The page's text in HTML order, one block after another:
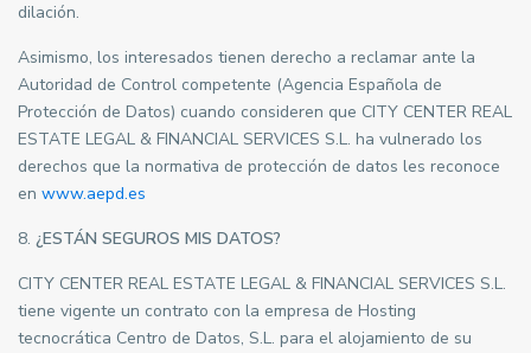
dilación.
Asimismo, los interesados tienen derecho a reclamar ante la
Autoridad de Control competente (Agencia Española de
Protección de Datos) cuando consideren que CITY CENTER REAL
ESTATE LEGAL & FINANCIAL SERVICES S.L. ha vulnerado los
derechos que la normativa de protección de datos les reconoce
en www.aepd.es
8. ¿ESTÁN SEGUROS MIS DATOS?
CITY CENTER REAL ESTATE LEGAL & FINANCIAL SERVICES S.L.
tiene vigente un contrato con la empresa de Hosting
tecnocrática Centro de Datos, S.L. para el alojamiento de su